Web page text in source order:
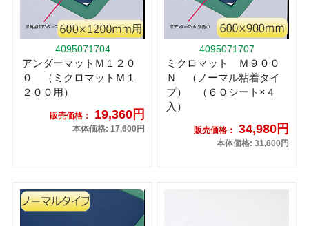
4095071704
アンダーマットＭ１２０
０ （ミクロマットＭ１
２００用）
販売価格： 19,360円
本体価格: 17,600円
4095071707
ミクロマット Ｍ９００
Ｎ （ノーマル粘着タイ
プ） （６０シート×４
入）
販売価格： 34,980円
本体価格: 31,800円